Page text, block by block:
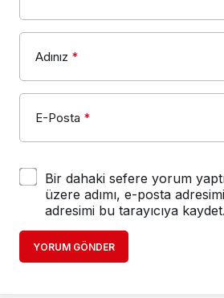
Adınız *
E-Posta *
Bir dahaki sefere yorum
üzere adımı, e-posta
adresimi bu tarayıcıya kaydet.
YORUM GÖNDER